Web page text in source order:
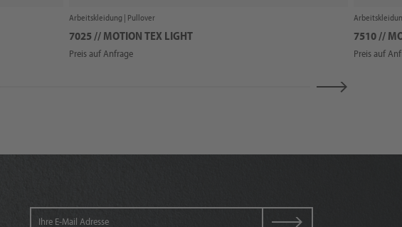
Arbeitskleidung | Pullover
7025 // MOTION TEX LIGHT
Preis auf Anfrage
7510 //
Preis auf